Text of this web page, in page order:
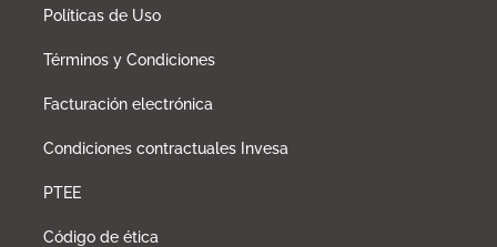
Políticas de Uso
Términos y Condiciones
Facturación electrónica
Condiciones contractuales Invesa
PTEE
Código de ética